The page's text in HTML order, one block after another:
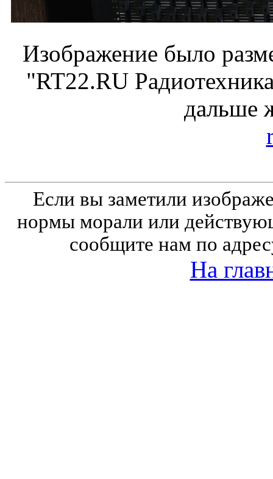
Изображение было
"RT22.RU
дальше
Если вы заметили
нормы морали или
сообщите нам по
На